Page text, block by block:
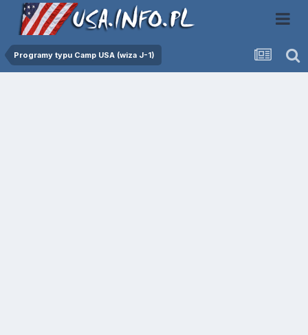
Programy typu Camp USA (wiza J-1)